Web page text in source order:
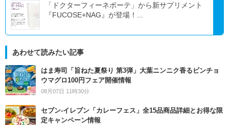
「ドクターフィーネボーテ」から新サプリメント
『FUCOSE+NAG』が登場！...
あわせて読みたい記事
はま寿司「旨ねた夏祭り 第3弾」大葉ニンニク香るビンチョ
ウマグロ100円フェア開催情報
08月07日 11時30分
セブン‐イレブン「カレーフェス」全15品商品詳細とお得な限
定キャンペーン情報